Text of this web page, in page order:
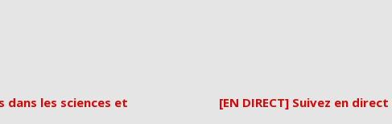
les sciences et
[EN DIRECT] Suivez en